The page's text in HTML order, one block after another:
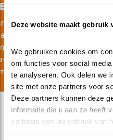
Deze website maakt gebruik
We gebruiken cookies om
om functies voor social
te analyseren. Ook delen we
site met onze partners voor
Deze partners kunnen deze
informatie die u aan ze heeft
op basis van uw gebruik van
AAN DE POLS - WEST-
worden langs de kust van
om te weten hoe het met de
aangevuld door vogeltellers
Bissau zijn extra kijkers en
dringend nodig.